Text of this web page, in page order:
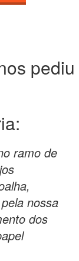
pediu
ramo de
nossa
dos